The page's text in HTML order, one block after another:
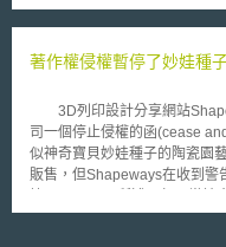
measures）、行政管理上的
administrative security）。 （一） 降低風險與確保措施 機關應依指定
之標準和要求進行風險評估[3]
的基礎，且至少每兩年便應重
是否具爭議性、辦公場所地區
機率、是否因持有特定資訊或
業共構及其他誘因等進行風險評估。 接著，機關應依風險
分不同安全等級的工作區，或
機器人、健康、生物技術、製造、行動設備等。
聯盟主要工作之一為收集、開
來人工智慧創新計畫使用。聯
語言及文化的多樣性。 (2)城
一是支援城市利用人工智慧，
用人工智慧模擬空氣品質變化
決方案。 目前人工智慧創新計畫的下一步，是先推動歐洲高效能運算聯盟
消費者申請電信號碼可攜服務
(Customer retention
閱其他業者之影音服務。 針對有線電視業者所提出之申訴，FCC執行
局(the Enforcement Bureau)
費者資料的方式並未違反通訊
訴。然而，有鑑於電信業者與
著作權侵權暫停了妙娃種
3D列印設計分享網站
司一個停止侵權的函(cease
似神奇寶貝妙娃種子的陶瓷園
販售，但Shapeways在收到警
收益。原本產品列表上並未直